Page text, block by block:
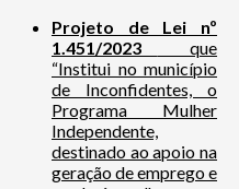
Projeto de Lei nº
1.451/2023
que
“Institui no município
de Inconfidentes, o
Programa Mulher
Independente,
destinado ao apoio na
geração de emprego e